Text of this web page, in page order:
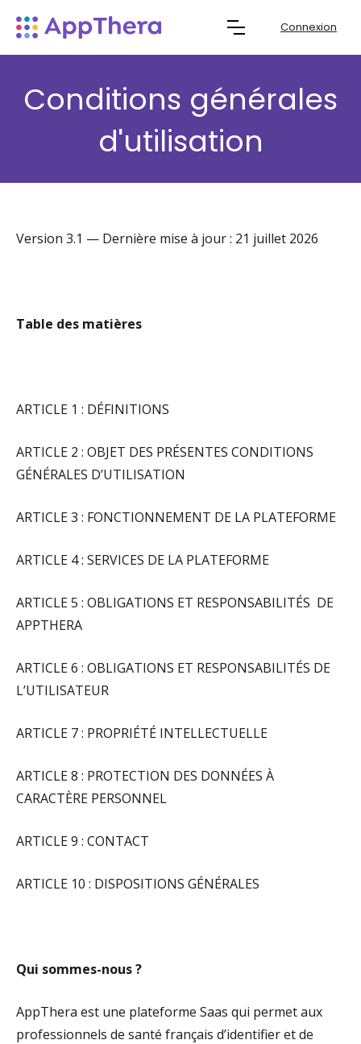
Connexion
Conditions générales
d'utilisation
Version 3.1 — Dernière mise à jour : 21 juillet 2026
Table des matières
ARTICLE 1 : DÉFINITIONS
ARTICLE 2 : OBJET DES PRÉSENTES CONDITIONS
GÉNÉRALES D’UTILISATION
ARTICLE 3 : FONCTIONNEMENT DE LA PLATEFORME
ARTICLE 4 : SERVICES DE LA PLATEFORME
ARTICLE 5 : OBLIGATIONS ET RESPONSABILITÉS DE
APPTHERA
ARTICLE 6 : OBLIGATIONS ET RESPONSABILITÉS DE
L’UTILISATEUR
ARTICLE 7 : PROPRIÉTÉ INTELLECTUELLE
ARTICLE 8 : PROTECTION DES DONNÉES À
CARACTÈRE PERSONNEL
ARTICLE 9 : CONTACT
ARTICLE 10 : DISPOSITIONS GÉNÉRALES
Qui sommes-nous ?
AppThera est une plateforme Saas qui permet aux
professionnels de santé français d’identifier et de